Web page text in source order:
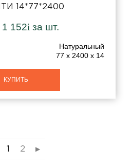
14*77*2400
1 152i за шт.
Натуральный
77 x 2400 x 14
КУПИТЬ
1 2 ▶︎